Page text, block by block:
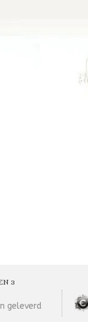
3
geleverd